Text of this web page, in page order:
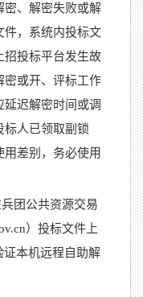
密、解密失败或解
件，系统内投标文
招投标平台发生故
密或开、评标工作
迟解密时间或调
标人已领取副锁
差别， 务必使用
兵团 公共资源交易
） 投标文件上
证本机远程自助解